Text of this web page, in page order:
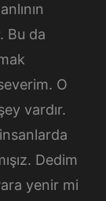
Bu da
O
vardır.
Dedim
yenir mi